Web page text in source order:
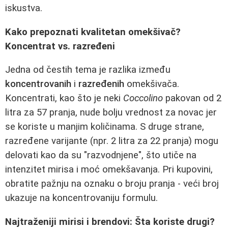
iskustva.
Kako prepoznati kvalitetan omekšivač?
Koncentrat vs. razređeni
Jedna od čestih tema je razlika između
koncentrovanih i razređenih omekšivača.
Koncentrati, kao što je neki Coccolino pakovan od 2
litra za 57 pranja, nude bolju vrednost za novac jer
se koriste u manjim količinama. S druge strane,
razređene varijante (npr. 2 litra za 22 pranja) mogu
delovati kao da su "razvodnjene", što utiče na
intenzitet mirisa i moć omekšavanja. Pri kupovini,
obratite pažnju na oznaku o broju pranja - veći broj
ukazuje na koncentrovaniju formulu.
Najtraženiji mirisi i brendovi: Šta koriste drugi?